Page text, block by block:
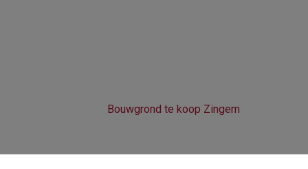
Bouwgrond te koop Zingem